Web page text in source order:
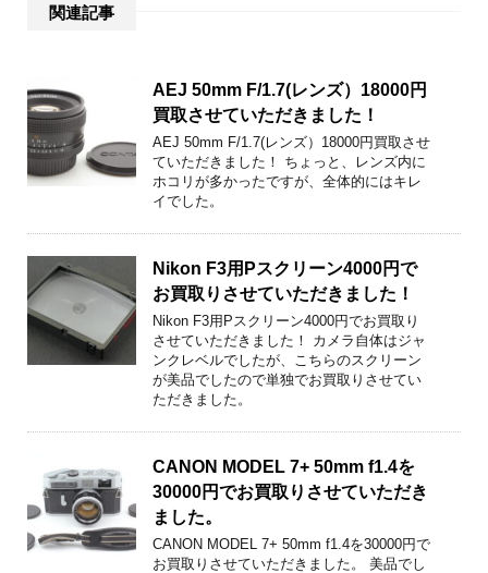
関連記事
AEJ 50mm F/1.7(レンズ）18000円
買取させていただきました！
AEJ 50mm F/1.7(レンズ）18000円買取させ
ていただきました！ ちょっと、レンズ内に
ホコリが多かったですが、全体的にはキレ
イでした。
Nikon F3用Pスクリーン4000円で
お買取りさせていただきました！
Nikon F3用Pスクリーン4000円でお買取り
させていただきました！ カメラ自体はジャ
ンクレベルでしたが、こちらのスクリーン
が美品でしたので単独でお買取りさせてい
ただきました。
CANON MODEL 7+ 50mm f1.4を
30000円でお買取りさせていただき
ました。
CANON MODEL 7+ 50mm f1.4を30000円で
お買取りさせていただきました。 美品でし